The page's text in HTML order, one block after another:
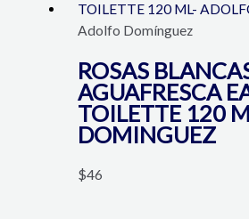
Adolfo Domínguez
ROSAS
AGUAFRESCA
TOILETTE 120
DOMINGUEZ
$46